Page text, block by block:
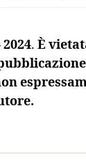
Mondadori
e altre
. È